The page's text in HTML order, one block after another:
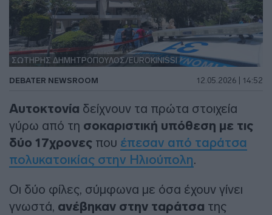
ΣΩΤΗΡΗΣ ΔΗΜΗΤΡΟΠΟΥΛΟΣ/EUROKINISSI
DEBATER NEWSROOM 12.05.2026 | 14:52
Αυτοκτονία δείχνουν τα πρώτα στοιχεία
γύρω από τη σοκαριστική υπόθεση με τις
δύο 17χρονες που έπεσαν από ταράτσα
πολυκατοικίας στην Ηλιούπολη.
Οι δύο φίλες, σύμφωνα με όσα έχουν γίνει
γνωστά, ανέβηκαν στην ταράτσα της